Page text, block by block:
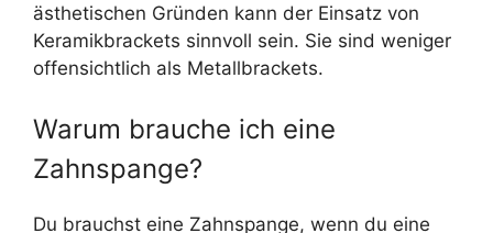
ästhetischen Gründen kann der Einsatz von
Keramikbrackets sinnvoll sein. Sie sind weniger
offensichtlich als Metallbrackets.
Warum brauche ich eine
Zahnspange?
Du brauchst eine Zahnspange, wenn du eine